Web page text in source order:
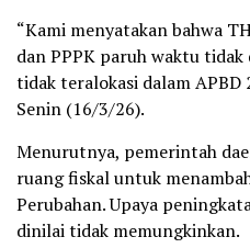
“Kami menyatakan bahwa
dan PPPK paruh waktu
tidak teralokasi dalam APBD
Senin (16/3/26).
Menurutnya, pemerintah
ruang fiskal untuk
Perubahan. Upaya
dinilai tidak memungkinkan.